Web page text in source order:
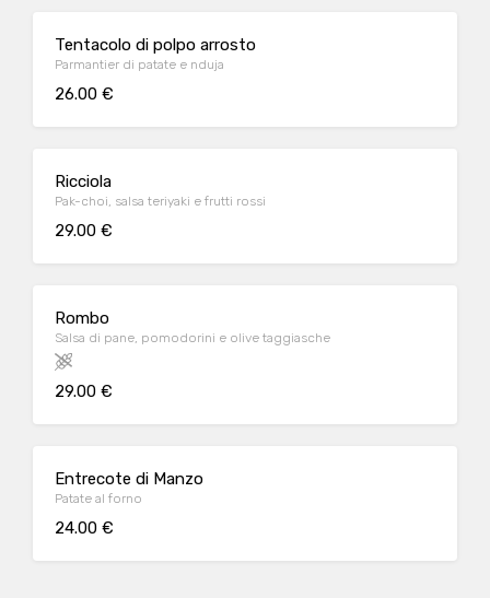
Tentacolo di polpo arrosto
Parmantier di patate e nduja
26.00 €
Ricciola
Pak-choi, salsa teriyaki e frutti rossi
29.00 €
Rombo
Salsa di pane, pomodorini e olive taggiasche
29.00 €
Entrecote di Manzo
Patate al forno
24.00 €